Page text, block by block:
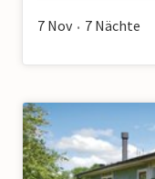
7 Nov • 7 Nächte